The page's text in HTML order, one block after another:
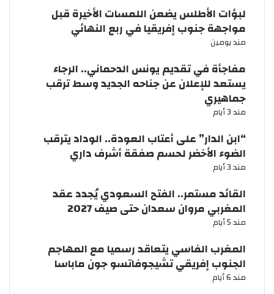
لبؤات الأطلس يضعن اللمسات الأخيرة قبل
مواجهة جنوب إفريقيا في ربع النهائي
مند يومين
مفاجأة في تقديم يونس الدحماني.. الرجاء
يستعد للإعلان عن جناحه الجديد وسط ترقب
جماهيري
مند 3 أيام
“ابن الدار” على أعتاب العودة.. الوداد يترقب
الضوء الأخضر لحسم صفقة أشرف داري
مند 3 أيام
القائد مستمر.. الفتح السعودي يُجدد عقد
المغربي مروان سعدان حتى صيف 2027
مند 5 أيام
المغرب الفاسي يتعاقد رسميا مع المهاجم
الجنوب إفريقي تشيجوفاتسو جون ماباسا
مند 6 أيام